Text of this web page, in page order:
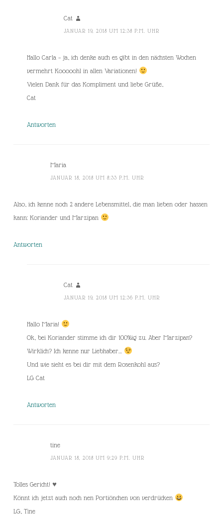
Cat
JANUAR 19, 2018 UM 12:38 P.M. UHR
Hallo Carla – ja, ich denke auch es gibt in den nächsten Wochen
vermehrt Kooooohl in allen Variationen!
Vielen Dank für das Kompliment und liebe Grüße,
Cat
Antworten
Maria
JANUAR 18, 2018 UM 8:33 P.M. UHR
Also, ich kenne noch 2 andere Lebensmittel, die man lieben oder hassen
kann: Koriander und Marzipan
Antworten
Cat
JANUAR 19, 2018 UM 12:36 P.M. UHR
Hallo Maria!
Ok, bei Koriander stimme ich dir 100%ig zu. Aber Marzipan?
Wirklich? Ich kenne nur Liebhaber…
Und wie sieht es bei dir mit dem Rosenkohl aus?
LG Cat
Antworten
tine
JANUAR 18, 2018 UM 9:29 P.M. UHR
Tolles Gericht! ♥
Könnt ich jetzt auch noch nen Portiönchen von verdrücken
LG, Tine